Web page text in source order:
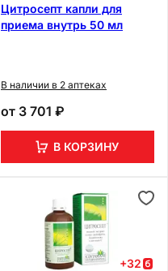
Цитросепт капли для
приема внутрь 50 мл
В наличии в 2 аптеках
от 3 701 ₽
В КОРЗИНУ
+32